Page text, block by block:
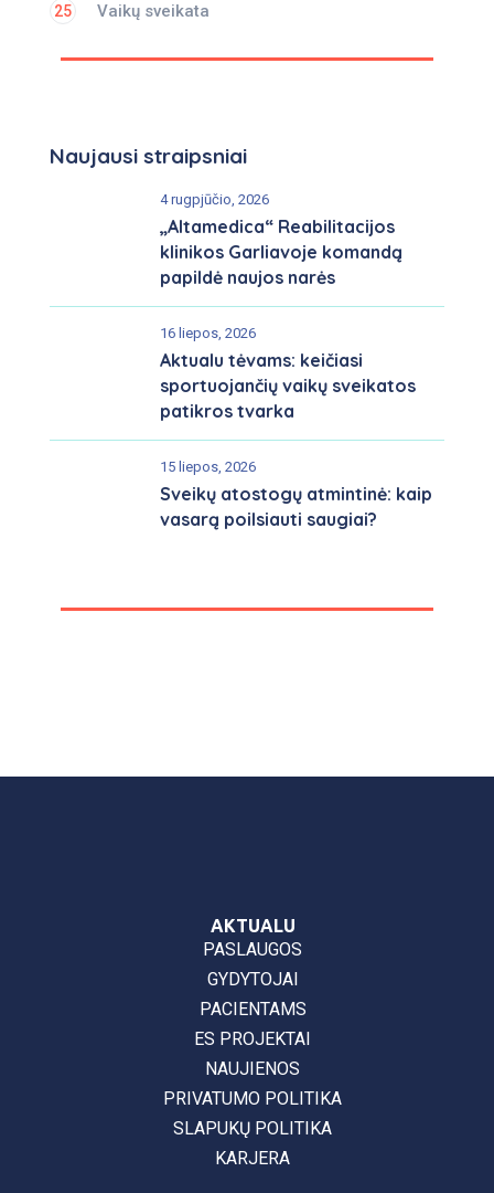
Vaikų sveikata
25
Naujausi straipsniai
4 rugpjūčio, 2026
„Altamedica“ Reabilitacijos
klinikos Garliavoje komandą
papildė naujos narės
16 liepos, 2026
Aktualu tėvams: keičiasi
sportuojančių vaikų sveikatos
patikros tvarka
15 liepos, 2026
Sveikų atostogų atmintinė: kaip
vasarą poilsiauti saugiai?
AKTUALU
PASLAUGOS
GYDYTOJAI
PACIENTAMS
ES PROJEKTAI
NAUJIENOS
PRIVATUMO POLITIKA
SLAPUKŲ POLITIKA
KARJERA